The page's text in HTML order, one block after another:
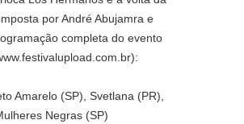
por André Abujamra e
completa do evento
Amarelo (SP), Svetlana (PR),
Negras (SP)